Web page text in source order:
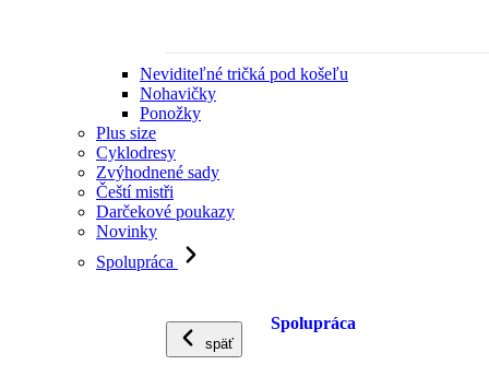
Neviditeľné tričká pod košeľu
Nohavičky
Ponožky
Plus size
Cyklodresy
Zvýhodnené sady
Čeští mistři
Darčekové poukazy
Novinky
Spolupráca
späť
Spolupráca